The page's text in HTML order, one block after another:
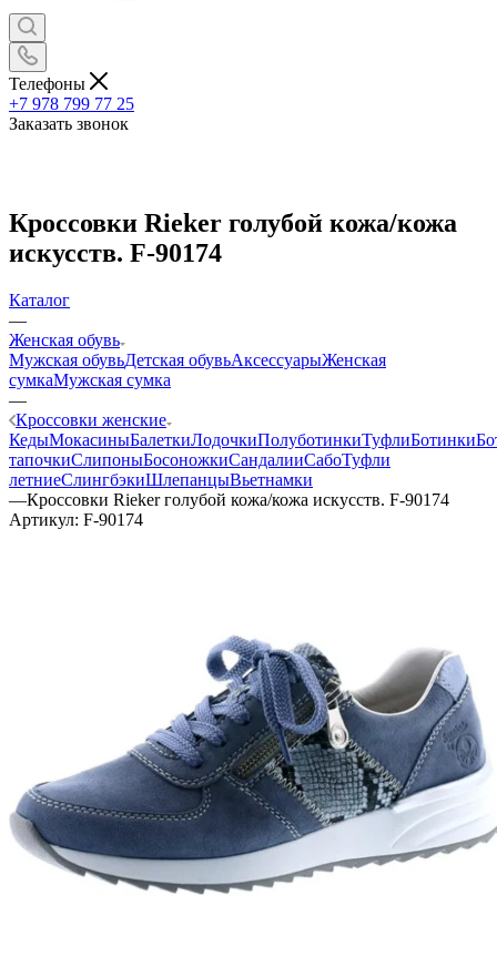
Телефоны
+7 978 799 77 25
Заказать звонок
Кроссовки Rieker голубой кожа/кожа
искусств. F-90174
Каталог
—
Женская обувь
Мужская обувьДетская обувьАксессуарыЖенская
сумкаМужская сумка
—
Кроссовки женские
КедыМокасиныБалеткиЛодочкиПолуботинкиТуфлиБотинки
тапочкиСлипоныБосоножкиСандалииСабоТуфли
летниеСлингбэкиШлепанцыВьетнамки
—Кроссовки Rieker голубой кожа/кожа искусств. F-90174
Артикул: F-90174